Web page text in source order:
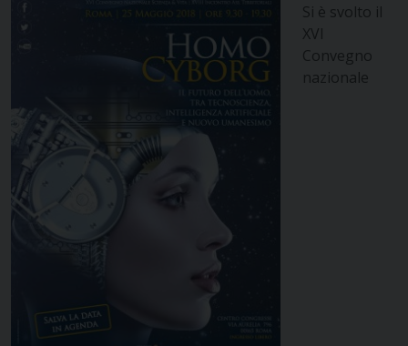
Si è svolto il
XVI
Convegno
nazionale